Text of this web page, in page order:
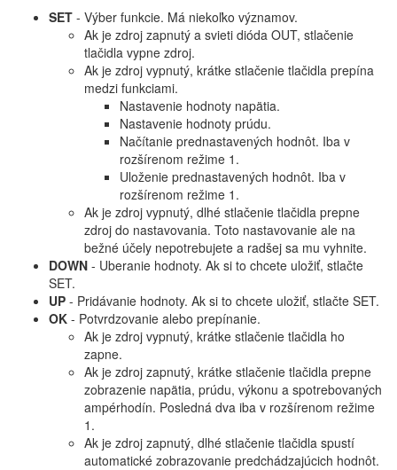
SET - Výber funkcie. Má niekoľko významov.
Ak je zdroj zapnutý a svieti dióda OUT, stlačenie
tlačidla vypne zdroj.
Ak je zdroj vypnutý, krátke stlačenie tlačidla prepína
medzi funkciami.
Nastavenie hodnoty napätia.
Nastavenie hodnoty prúdu.
Načítanie prednastavených hodnôt. Iba v
rozšírenom režime 1.
Uloženie prednastavených hodnôt. Iba v
rozšírenom režime 1.
Ak je zdroj vypnutý, dlhé stlačenie tlačidla prepne
zdroj do nastavovania. Toto nastavovanie ale na
bežné účely nepotrebujete a radšej sa mu vyhnite.
DOWN - Uberanie hodnoty. Ak si to chcete uložiť, stlačte
SET.
UP - Pridávanie hodnoty. Ak si to chcete uložiť, stlačte SET.
OK - Potvrdzovanie alebo prepínanie.
Ak je zdroj vypnutý, krátke stlačenie tlačidla ho
zapne.
Ak je zdroj zapnutý, krátke stlačenie tlačidla prepne
zobrazenie napätia, prúdu, výkonu a spotrebovaných
ampérhodín. Posledná dva iba v rozšírenom režime
1.
Ak je zdroj zapnutý, dlhé stlačenie tlačidla spustí
automatické zobrazovanie predchádzajúcich hodnôt.